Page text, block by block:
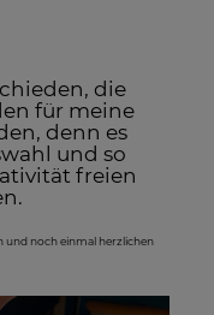
die
für meine
denn es
und so
freien
und noch einmal herzlichen